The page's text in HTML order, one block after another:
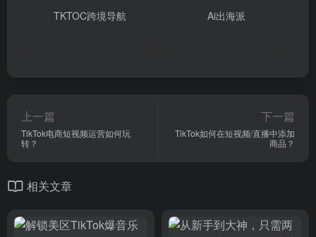
TKTOC跨境导航 Ai出海派
上一篇
TikTok电商短视频运营如何玩
转？
下一篇
TikTok如何在短视频/直播中添加
商品？
相关文章